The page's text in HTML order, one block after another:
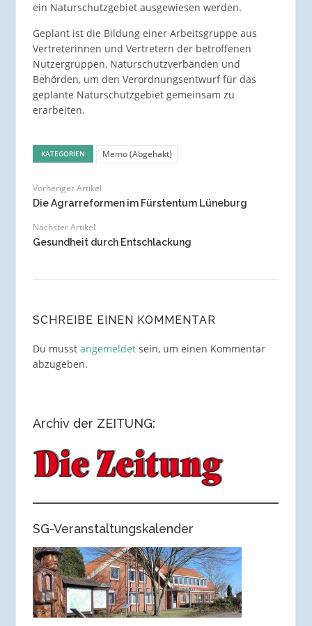
ein Naturschutzgebiet ausgewiesen werden.
Geplant ist die Bildung einer Arbeitsgruppe aus
Vertreterinnen und Vertretern der betroffenen
Nutzergruppen, Naturschutzverbänden und
Behörden, um den Verordnungsentwurf für das
geplante Naturschutzgebiet gemeinsam zu
erarbeiten.
KATEGORIEN Memo (Abgehakt)
Vorheriger Artikel
Die Agrarreformen im Fürstentum Lüneburg
Nächster Artikel
Gesundheit durch Entschlackung
SCHREIBE EINEN KOMMENTAR
Du musst angemeldetsein, um einen Kommentar
abzugeben.
Archiv der ZEITUNG:
SG-Veranstaltungskalender